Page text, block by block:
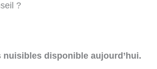
?
disponible aujourd’hui.